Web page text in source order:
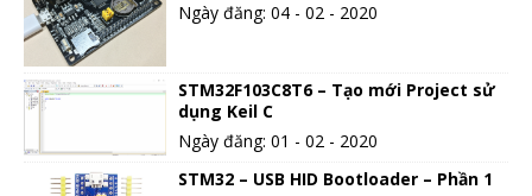
Ngày đăng: 04 - 02 - 2020
STM32F103C8T6 – Tạo mới Project sử
dụng Keil C
Ngày đăng: 01 - 02 - 2020
STM32 – USB HID Bootloader – Phần 1